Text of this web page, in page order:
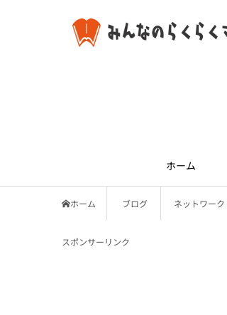
ホーム
ホーム ブログ ネットワーク
スポンサーリンク